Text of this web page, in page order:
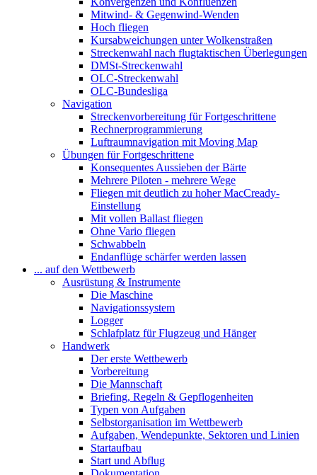
Mitwind- & Gegenwind-Wenden
Hoch fliegen
Kursabweichungen unter Wolkenstraßen
Streckenwahl nach flugtaktischen Überlegungen
DMSt-Streckenwahl
OLC-Streckenwahl
OLC-Bundesliga
Navigation
Streckenvorbereitung für Fortgeschrittene
Rechnerprogrammierung
Luftraumnavigation mit Moving Map
Übungen für Fortgeschrittene
Konsequentes Aussieben der Bärte
Mehrere Piloten - mehrere Wege
Fliegen mit deutlich zu hoher MacCready-
Einstellung
Mit vollen Ballast fliegen
Ohne Vario fliegen
Schwabbeln
Endanflüge schärfer werden lassen
... auf den Wettbewerb
Ausrüstung & Instrumente
Die Maschine
Navigationssystem
Logger
Schlafplatz für Flugzeug und Hänger
Handwerk
Der erste Wettbewerb
Vorbereitung
Die Mannschaft
Briefing, Regeln & Gepflogenheiten
Typen von Aufgaben
Selbstorganisation im Wettbewerb
Aufgaben, Wendepunkte, Sektoren und Linien
Startaufbau
Start und Abflug